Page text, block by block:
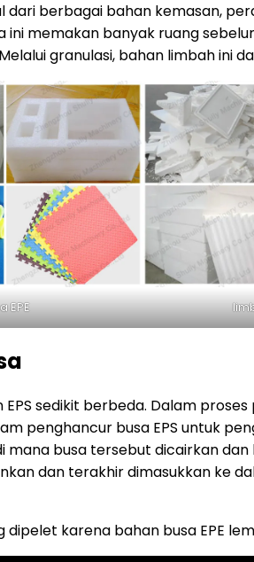
dari berbagai bahan kemasan,
ini memakan banyak ruang
granulasi, bahan limbah ini
EPE
EPS sedikit berbeda. Dalam
penghancur busa EPS untuk
mana busa tersebut dicairkan
dan terakhir dimasukkan ke
dipelet karena bahan busa EPE